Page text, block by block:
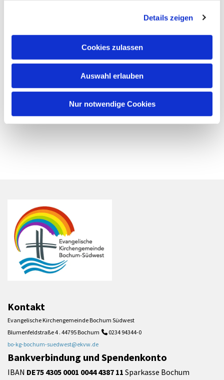
Details zeigen
Cookies zulassen
Auswahl erlauben
Nur notwendige Cookies
Kontakt
Evangelische Kirchengemeinde Bochum Südwest
Blumenfeldstraße 4 . 44795 Bochum  0234 94344-0
bo-kg-bochum-suedwest@ekvw.de
Bankverbindung und Spendenkonto
IBAN DE75 4305 0001 0044 4387 11 Sparkasse Bochum